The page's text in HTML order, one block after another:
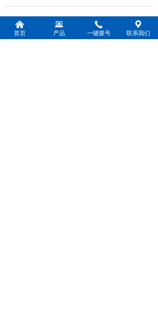
前一个：
ꄲ 后一个： 480
낀
首页
뀵
产品
끅
一键拨号
끇
联系我们